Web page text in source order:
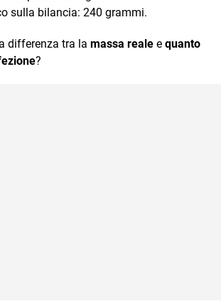
sulla bilancia: 240 grammi.
differenza tra la massa reale e quanto
?